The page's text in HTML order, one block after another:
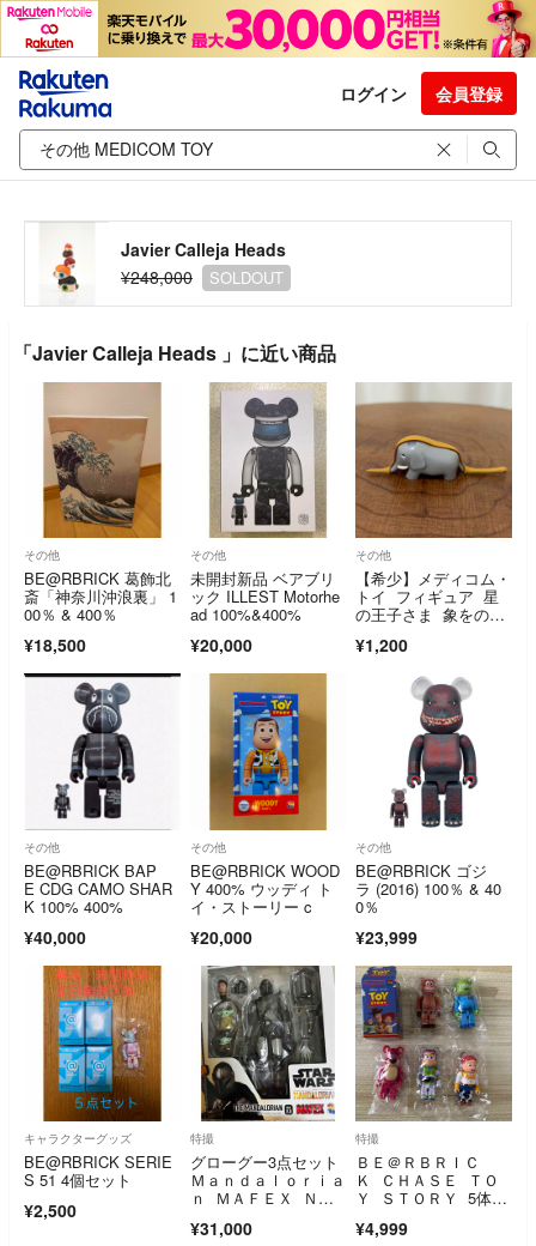
ログイン 会員登録
Javier Calleja Heads
¥248,000
SOLDOUT
「Javier Calleja Heads 」に近い商品
その他
BE@RBRICK 葛飾北
斎「神奈川沖浪裏」 1
00％ & 400％
¥18,500
その他
未開封新品 ベアブリ
ック ILLEST Motorhe
ad 100%&400%
¥20,000
その他
【希少】メディコム・
トイ フィギュア 星
の王子さま 象をのん
¥1,200
その他
BE@RBRICK BAP
E CDG CAMO SHAR
K 100% 400%
¥40,000
その他
BE@RBRICK WOOD
Y 400% ウッディ ト
イ・ストーリー c
¥20,000
その他
BE@RBRICK ゴジ
ラ (2016) 100％ & 40
0％
¥23,999
キャラクターグッズ
BE@RBRICK SERIE
S 51 4個セット
¥2,500
特撮
グローグー3点セット
Ｍａｎｄａｌｏｒｉａ
ｎ ＭＡＦＥＸ Ｎ
¥31,000
特撮
ＢＥ＠ＲＢＲＩＣ
Ｋ ＣＨＡＳＥ ＴＯ
Ｙ ＳＴＯＲＹ 5体セ
¥4,999